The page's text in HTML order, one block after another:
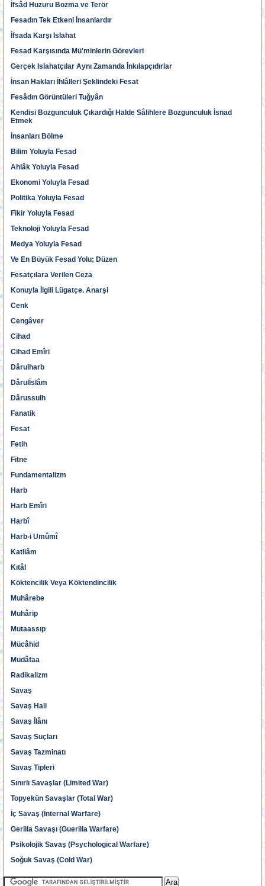
İfsâd Huzuru Bozma ve Terör
Fesadın Tek Etkeni İnsanlardır
İfsada Karşı Islahat
Fesad Karşısında Mü'minlerin Görevleri
Gerçek Islahatçılar Aynı Zamanda İnkılapçıdırlar
İnsan Hakları İhlâlleri Şeklindeki Fesat
Fesâdın Görüntüleri Tuğyân
Kendisi Bozgunculuk Çıkardığı Halde Sâlihlere Bozgunculuk İsnad
Etmek
İnsanları Bölme
Bilim Yoluyla Fesad
Ahlâk Yoluyla Fesad
Ekonomi Yoluyla Fesad
Politika Yoluyla Fesad
Fikir Yoluyla Fesad
Teknoloji Yoluyla Fesad
Medya Yoluyla Fesad
Ve En Büyük Fesad Yolu; Düzen
Fesatçılara Verilen Ceza
Konuyla İlgili Lügatçe. Anarşi
Cenk
Cengâver
Cihad
Cihad Emîri
Dârulharb
Dârulİslâm
Dârussulh
Fanatik
Fesat
Fetih
Fitne
Fundamentalizm
Harb
Harb Emîri
Harbî
Harb-i Umûmî
Katliâm
Kıtâl
Köktencilik Veya Köktendincilik
Muhârebe
Muhârip
Mutaassıp
Mücâhid
Müdâfaa
Radikalizm
Savaş
Savaş Hali
Savaş İlânı
Savaş Suçları
Savaş Tazminatı
Savaş Tipleri
Sınırlı Savaşlar (Limited War)
Topyekün Savaşlar (Total War)
İç Savaş (İnternal Warfare)
Gerilla Savaşı (Guerilla Warfare)
Psikolojik Savaş (Psychological Warfare)
Soğuk Savaş (Cold War)